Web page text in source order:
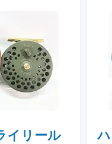
イリール